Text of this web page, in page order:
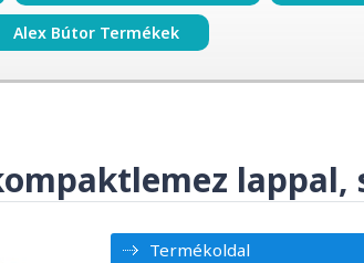
Alex Bútor Termékek
lappal,
Termékoldal